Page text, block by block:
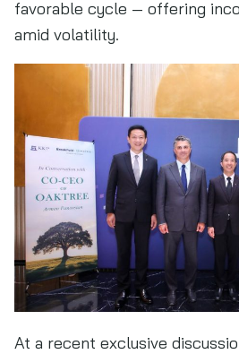
favorable cycle — offering
amid volatility.
At a recent exclusive